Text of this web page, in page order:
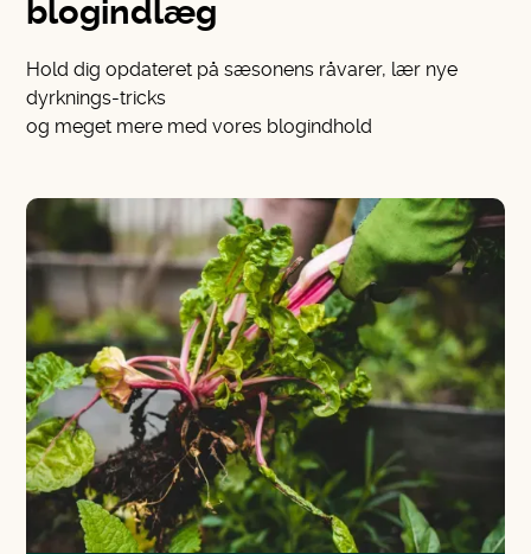
blogindlæg
Hold dig opdateret på sæsonens råvarer, lær nye
dyrknings-tricks
og meget mere med vores blogindhold